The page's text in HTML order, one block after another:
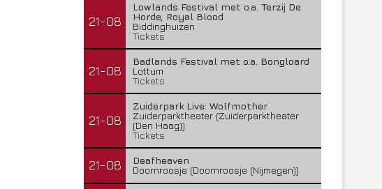
21-08
Lowlands Festival met o.a. Terzij De
Horde, Royal Blood
Biddinghuizen
Tickets
21-08
Badlands Festival met o.a. Bongloard
Lottum
Tickets
21-08
Zuiderpark Live: Wolfmother
Zuiderparktheater (Zuiderparktheater
(Den Haag))
Tickets
21-08
Deafheaven
Doornroosje (Doornroosje (Nijmegen))